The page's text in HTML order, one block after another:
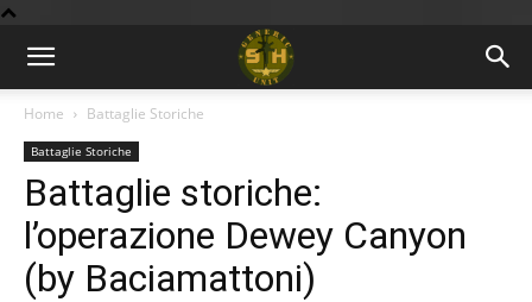
BLOG
9GU
Home Battaglie Storiche
Battaglie Storiche
Battaglie storiche:
l’operazione Dewey Canyon
(by Baciamattoni)